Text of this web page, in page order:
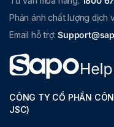
Phản ánh chất lượng dịch
Email hỗ trợ:
CÔNG TY CỔ PHẦN
JSC)